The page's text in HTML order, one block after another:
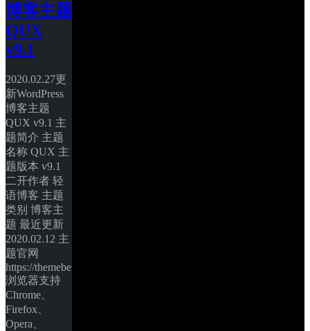
博客主题
QUX
v9.1
2020.02.27更
新WordPress
博客主题
QUX v9.1 主
题简介 主题
名称 QUX 主
题版本 v9.1
二开作者 轻
语博客 主题
类别 博客主
题 最近更新
2020.02.12 主
题官网
https://themebetter.com/
浏览器支持
Chrome、
Firefox、
Opera、